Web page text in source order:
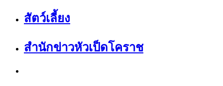
สัตว์เลี้ยง
สำนักข่าวหัวเป็ดโคราช